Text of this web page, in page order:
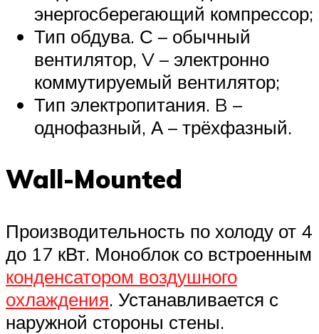
энергосберегающий компрессор;
Тип обдува. С – обычный
вентилятор, V – электронно
коммутируемый вентилятор;
Тип электропитания. B –
однофазный, А – трёхфазный.
Wall-Mounted
Производительность по холоду от 4
до 17 кВт. Моноблок со встроенным
конденсатором воздушного
охлаждения. Устанавливается с
наружной стороны стены.